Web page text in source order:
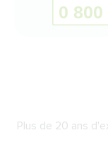
Plus de 20 ans